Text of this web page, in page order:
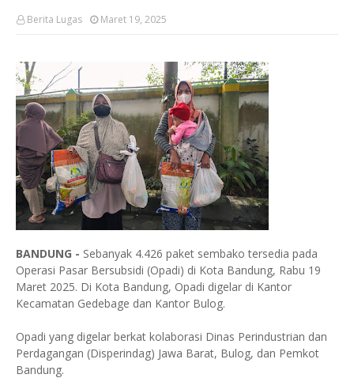
Berita Lugas Maret 19, 2025
BANDUNG - Sebanyak 4.426 paket sembako tersedia pada
Operasi Pasar Bersubsidi (Opadi) di Kota Bandung, Rabu 19
Maret 2025. Di Kota Bandung, Opadi digelar di Kantor
Kecamatan Gedebage dan Kantor Bulog.
Opadi yang digelar berkat kolaborasi Dinas Perindustrian dan
Perdagangan (Disperindag) Jawa Barat, Bulog, dan Pemkot
Bandung.